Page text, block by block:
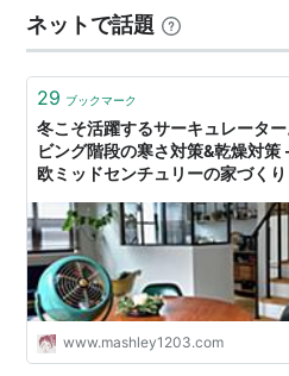
果もあって、意外とガッシリ
板を嵌め込んで、中央…
ネットで話題
29 ブックマーク
冬こそ活躍するサーキュレーター
ビング階段の寒さ対策&乾燥対策
欧ミッドセンチュリーの家づくり
www.mashley1203.com